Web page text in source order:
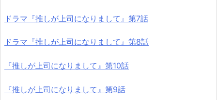
ドラマ『推しが上司になりまして』第7話
ドラマ『推しが上司になりまして』第8話
『推しが上司になりまして』第10話
『推しが上司になりまして』第9話